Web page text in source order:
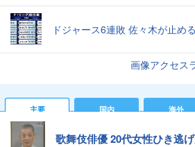
ドジャース6連敗 佐々木が止める
画像アクセス
主要 国内 海外
歌舞伎俳優 20代女性ひき逃